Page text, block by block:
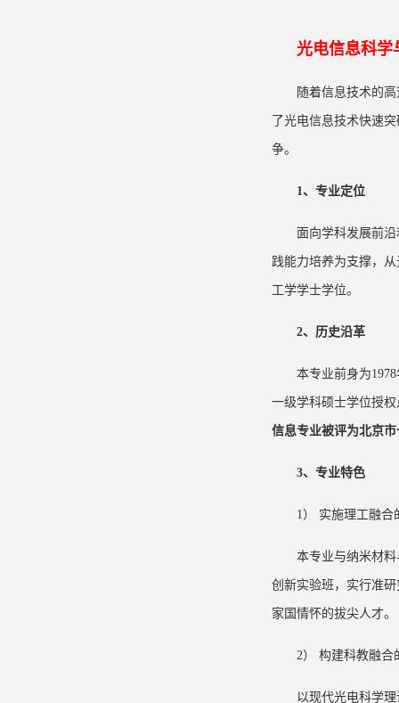
光电信息科学
随着信息技术的
了光电信息技术快速
争。
1、专业定位
面向学科发展前
践能力培养为支撑，
工学学士学位。
2、历史沿革
本专业前身为
一级学科硕士学位授
信息专业被评为北京
3、专业特色
1） 实施理工融合
本专业与纳米材
创新实验班，实行准
家国情怀的拔尖人才。
2） 构建科教融合
以现代光电科学